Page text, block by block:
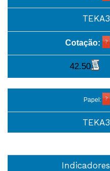
TEKA3
Cotação:
42.50
Papel:
TEKA3
Indicadores